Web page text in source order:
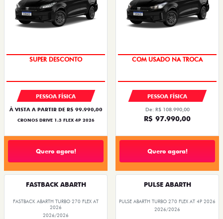
BÔNUS DE ATÉ R$ 14 MIL
PESSOA FÍSICA
À VISTA A PARTIR DE R$ 99.990,00
CRONOS DRIVE 1.3 FLEX 4P 2026
Quero agora!
SUPER DESCONTO
PESSOA FÍSICA
De: R$ 108.990,00
R$ 97.990,00
Quero agora!
FASTBACK ABARTH
FASTBACK ABARTH TURBO 270 FLEX AT
2026
2026/2026
PULSE ABARTH
PULSE ABARTH TURBO 270 FLEX AT 4P 2026
2026/2026